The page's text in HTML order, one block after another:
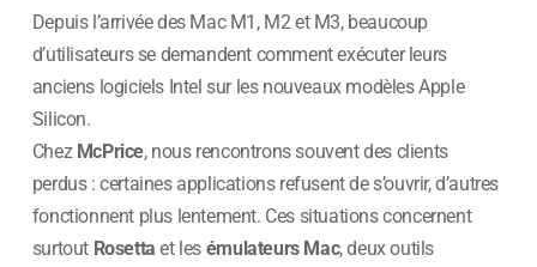
Depuis l’arrivée des Mac M1, M2 et M3, beaucoup
d’utilisateurs se demandent comment exécuter leurs
anciens logiciels Intel sur les nouveaux modèles Apple
Silicon.
Chez McPrice, nous rencontrons souvent des clients
perdus : certaines applications refusent de s’ouvrir, d’autres
fonctionnent plus lentement. Ces situations concernent
surtout Rosetta et les émulateurs Mac, deux outils